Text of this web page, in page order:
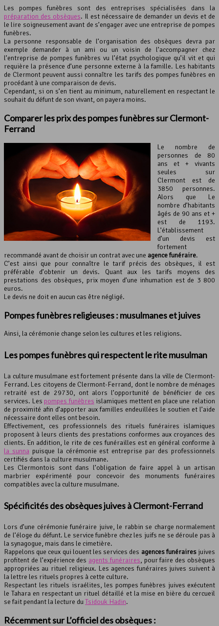
Les pompes funèbres sont des entreprises spécialisées dans la
préparation des obsèques. Il est nécessaire de demander un devis et de
le lire soigneusement avant de s’engager avec une entreprise de pompes
funèbres.
La personne responsable de l’organisation des obsèques devra par
exemple demander à un ami ou un voisin de l’accompagner chez
l’entreprise de pompes funèbres vu l’état psychologique qu’il vit et qui
requière la présence d’une personne externe à la famille. Les habitants
de Clermont peuvent aussi connaître les tarifs des pompes funèbres en
procédant à une comparaison de devis.
Cependant, si on s’en tient au minimum, naturellement en respectant le
souhait du défunt de son vivant, on payera moins.
Comparer les prix despompes funèbressur Clermont-
Ferrand
Le nombre de
personnes de 80
ans et + vivants
seules sur
Clermont est de
3850 personnes.
Alors que Le
nombre d’habitants
âgés de 90 ans et +
est de 1193.
L’établissement
d’un devis est
fortement
recommandé avant de choisir un contrat avec une agence funéraire.
C’est ainsi que pour connaître le tarif précis des obsèques, il est
préférable d’obtenir un devis. Quant aux les tarifs moyens des
prestations des obsèques, prix moyen d’une inhumation est de 3 800
euros.
Le devis ne doit en aucun cas être négligé.
Pompes funèbres religieuses : musulmanes et juives
Ainsi, la cérémonie change selon les cultures et les religions.
Les pompes funèbres qui respectent le rite musulman
La culture musulmane est fortement présente dans la ville de Clermont-
Ferrand. Les citoyens de Clermont-Ferrand, dont le nombre de ménages
retraité est de 29730, ont alors l’opportunité de bénéficier de ces
services. Les pompes funèbres islamiques mettent en place une relation
de proximité afin d’apporter aux familles endeuillées le soutien et l’aide
nécessaire dont elles ont besoin.
Effectivement, ces professionnels des rituels funéraires islamiques
proposent à leurs clients des prestations conformes aux croyances des
clients. En addition, le rite de ces funérailles est en général conforme à
la sunna puisque la cérémonie est entreprise par des professionnels
certifiés dans la culture musulmane.
Les Clermontois sont dans l’obligation de faire appel à un artisan
marbrier expérimenté pour concevoir des monuments funéraires
compatibles avec la culture musulmane.
Spécificités des obsèques juives à Clermont-Ferrand
Lors d’une cérémonie funéraire juive, le rabbin se charge normalement
de l’éloge du défunt. Le service funèbre chez les juifs ne se déroule pas à
la synagogue, mais dans le cimetière.
Rappelons que ceux qui louent les services des agences funérairesjuives
profitent de l’expérience des agents funéraires, pour faire des obsèques
appropriées au rituel religieux. Les agences funéraires juives suivent à
la lettre les rituels propres à cette culture.
Respectant les rituels israélites, les pompes funèbres juives exécutent
le Tahara en respectant un rituel détaillé et la mise en bière du cercueil
se fait pendant la lecture duTsidouk Hadin.
Récemment sur L’officiel des obsèques :